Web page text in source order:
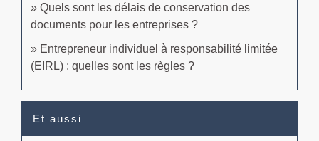
Quels sont les délais de conservation des
documents pour les entreprises ?
Entrepreneur individuel à responsabilité limitée
(EIRL) : quelles sont les règles ?
Et aussi